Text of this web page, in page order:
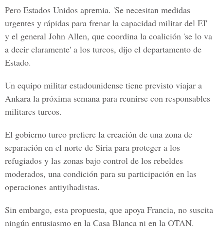
Pero Estados Unidos apremia. 'Se necesitan medidas
urgentes y rápidas para frenar la capacidad militar del EI'
y el general John Allen, que coordina la coalición 'se lo va
a decir claramente' a los turcos, dijo el departamento de
Estado.
Un equipo militar estadounidense tiene previsto viajar a
Ankara la próxima semana para reunirse con responsables
militares turcos.
El gobierno turco prefiere la creación de una zona de
separación en el norte de Siria para proteger a los
refugiados y las zonas bajo control de los rebeldes
moderados, una condición para su participación en las
operaciones antiyihadistas.
Sin embargo, esta propuesta, que apoya Francia, no suscita
ningún entusiasmo en la Casa Blanca ni en la OTAN.